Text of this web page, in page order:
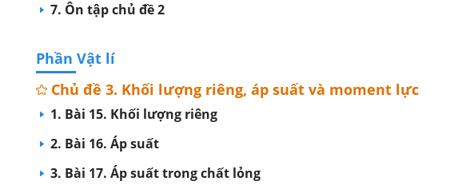
7. Ôn tập chủ đề 2
Phần Vật lí
Chủ đề 3. Khối lượng riêng, áp suất và moment lực
1. Bài 15. Khối lượng riêng
2. Bài 16. Áp suất
3. Bài 17. Áp suất trong chất lỏng